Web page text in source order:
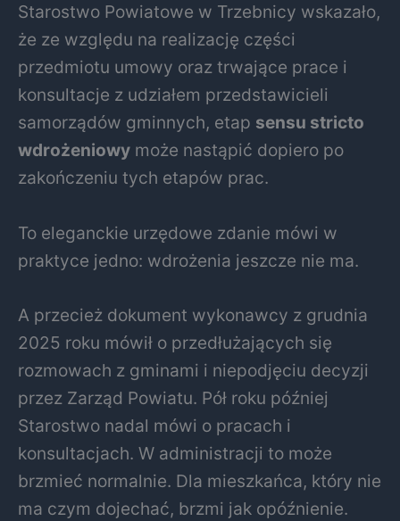
Starostwo Powiatowe w Trzebnicy wskazało,
że ze względu na realizację części
przedmiotu umowy oraz trwające prace i
konsultacje z udziałem przedstawicieli
samorządów gminnych, etap sensu stricto
wdrożeniowy może nastąpić dopiero po
zakończeniu tych etapów prac.
To eleganckie urzędowe zdanie mówi w
praktyce jedno: wdrożenia jeszcze nie ma.
A przecież dokument wykonawcy z grudnia
2025 roku mówił o przedłużających się
rozmowach z gminami i niepodjęciu decyzji
przez Zarząd Powiatu. Pół roku później
Starostwo nadal mówi o pracach i
konsultacjach. W administracji to może
brzmieć normalnie. Dla mieszkańca, który nie
ma czym dojechać, brzmi jak opóźnienie.